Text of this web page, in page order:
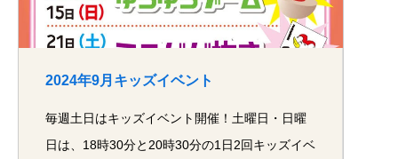
2024年9月キッズイベント
毎週土日はキッズイベント開催！土曜日・日曜
日は、18時30分と20時30分の1日2回キッズイベ